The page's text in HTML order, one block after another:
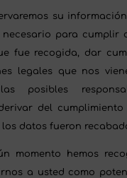
su
necesario para cumplir
fue recogida, dar
legales que nos
posibles
del
datos fueron
momento hemos
a usted como